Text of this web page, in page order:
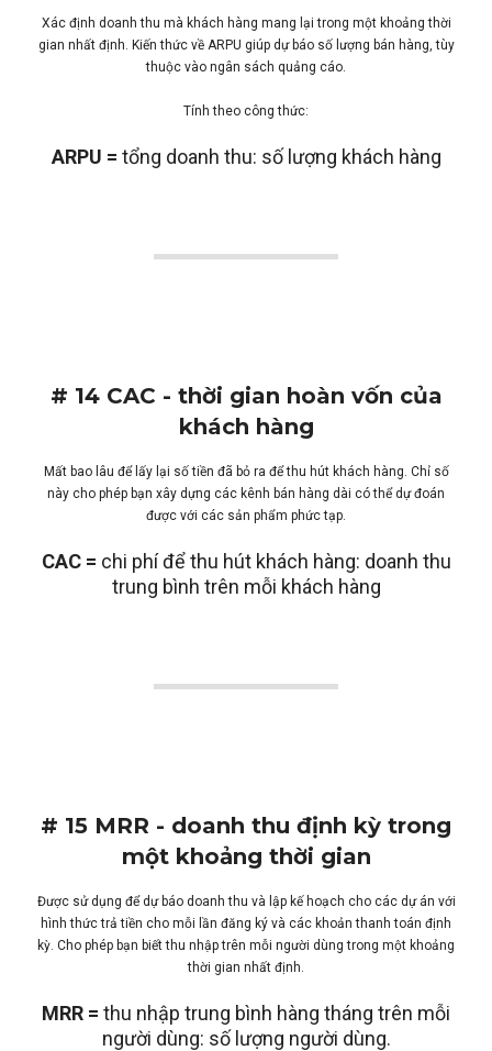
Xác định doanh thu mà khách hàng mang lại trong một khoảng thời
gian nhất định. Kiến thức về ARPU giúp dự báo số lượng bán hàng, tùy
thuộc vào ngân sách quảng cáo.
Tính theo công thức:
ARPU = tổng doanh thu: số lượng khách hàng
# 14 CAC - thời gian hoàn vốn của
khách hàng
Mất bao lâu để lấy lại số tiền đã bỏ ra để thu hút khách hàng. Chỉ số
này cho phép bạn xây dựng các kênh bán hàng dài có thể dự đoán
được với các sản phẩm phức tạp.
CAC = chi phí để thu hút khách hàng: doanh thu
trung bình trên mỗi khách hàng
# 15 MRR - doanh thu định kỳ trong
một khoảng thời gian
Được sử dụng để dự báo doanh thu và lập kế hoạch cho các dự án với
hình thức trả tiền cho mỗi lần đăng ký và các khoản thanh toán định
kỳ. Cho phép bạn biết thu nhập trên mỗi người dùng trong một khoảng
thời gian nhất định.
MRR = thu nhập trung bình hàng tháng trên mỗi
người dùng: số lượng người dùng.